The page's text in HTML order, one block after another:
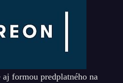
formou predplatného na